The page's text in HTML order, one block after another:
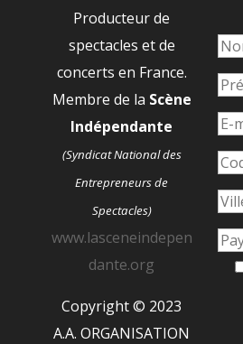
Producteur de
spectacles et de
concerts en France.
Membre de la Scène
Indépendante
(Syndicat National des
Entrepreneurs de
Spectacles)
www.lasceneindepen
dante.org
Copyright © 2023
A.A. ORGANISATION